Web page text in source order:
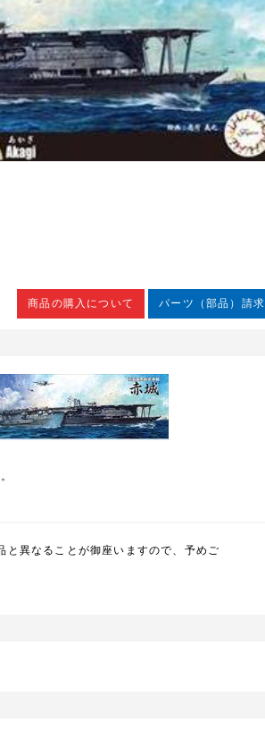
商品の購入について パーツ（部品）請求
と異なることが御座いますので、予めご